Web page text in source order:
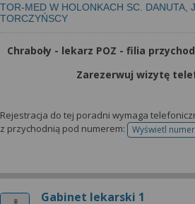
TOR-MED W HOLONKACH SC. DANUTA,
TORCZYŃSCY
Chraboły - lekarz POZ - filia
Zarezerwuj wizytę
Rejestracja do tej poradni wymaga
z przychodnią pod numerem:
Wyświetl numer
Gabinet lekarski 1